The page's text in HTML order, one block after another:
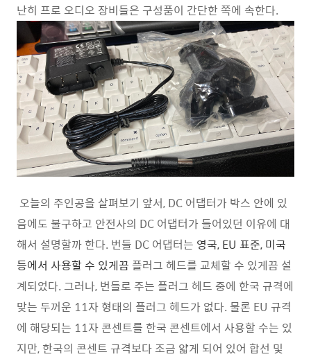
난히 프로 오디오 장비들은 구성품이 간단한 쪽에 속한다.
오늘의 주인공을 살펴보기 앞서, DC 어댑터가 박스 안에 있
음에도 불구하고 안전사의 DC 어댑터가 들어있던 이유에 대
해서 설명할까 한다. 번들 DC 어댑터는 영국, EU 표준, 미국
등에서 사용할 수 있게끔 플러그 헤드를 교체할 수 있게끔 설
계되었다. 그러나, 번들로 주는 플러그 헤드 중에 한국 규격에
맞는 두꺼운 11자 형태의 플러그 헤드가 없다. 물론 EU 규격
에 해당되는 11자 콘센트를 한국 콘센트에서 사용할 수는 있
지만, 한국의 콘센트 규격보다 조금 얇게 되어 있어 합선 및